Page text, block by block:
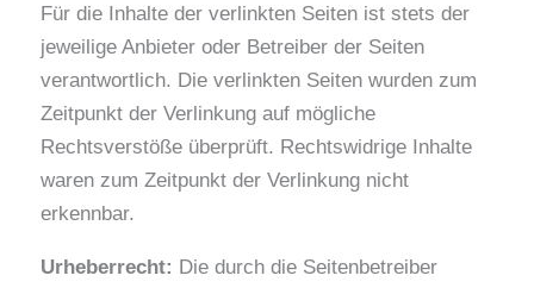
Für die Inhalte der verlinkten Seiten ist stets der
jeweilige Anbieter oder Betreiber der Seiten
verantwortlich. Die verlinkten Seiten wurden zum
Zeitpunkt der Verlinkung auf mögliche
Rechtsverstöße überprüft. Rechtswidrige Inhalte
waren zum Zeitpunkt der Verlinkung nicht
erkennbar.
Urheberrecht: Die durch die Seitenbetreiber